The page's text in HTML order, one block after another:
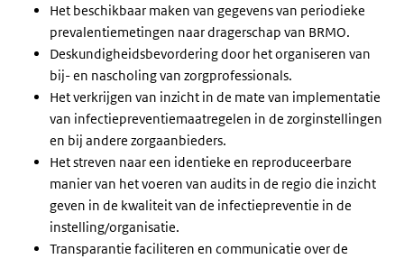
Het beschikbaar maken van gegevens van periodieke
prevalentiemetingen naar dragerschap van BRMO.
Deskundigheidsbevordering door het organiseren van
bij- en nascholing van zorgprofessionals.
Het verkrijgen van inzicht in de mate van implementatie
van infectiepreventiemaatregelen in de zorginstellingen
en bij andere zorgaanbieders.
Het streven naar een identieke en reproduceerbare
manier van het voeren van audits in de regio die inzicht
geven in de kwaliteit van de infectiepreventie in de
instelling/organisatie.
Transparantie faciliteren en communicatie over de